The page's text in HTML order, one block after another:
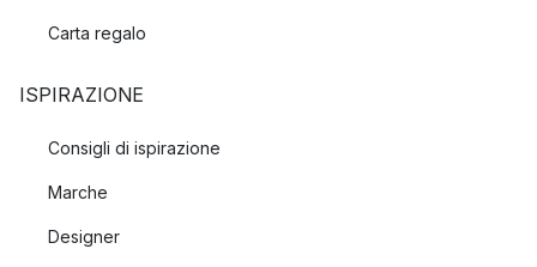
Carta regalo
ISPIRAZIONE
Consigli di ispirazione
Marche
Designer